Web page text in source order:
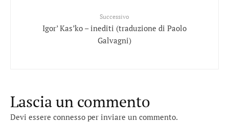
Successivo
Igor’ Kas’ko – inediti (traduzione di Paolo
Galvagni)
Lascia un commento
Devi essere connesso per inviare un commento.